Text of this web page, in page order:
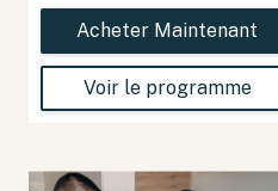
Acheter Maintenant
Voir le programme